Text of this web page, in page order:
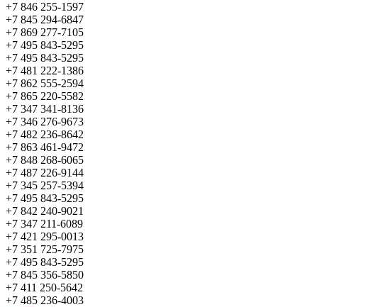
+7 846 255-1597
+7 845 294-6847
+7 869 277-7105
+7 495 843-5295
+7 495 843-5295
+7 481 222-1386
+7 862 555-2594
+7 865 220-5582
+7 347 341-8136
+7 346 276-9673
+7 482 236-8642
+7 863 461-9472
+7 848 268-6065
+7 487 226-9144
+7 345 257-5394
+7 495 843-5295
+7 842 240-9021
+7 347 211-6089
+7 421 295-0013
+7 351 725-7975
+7 495 843-5295
+7 845 356-5850
+7 411 250-5642
+7 485 236-4003